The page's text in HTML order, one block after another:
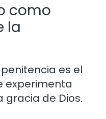
como
la
es el
experimenta
gracia de Dios.